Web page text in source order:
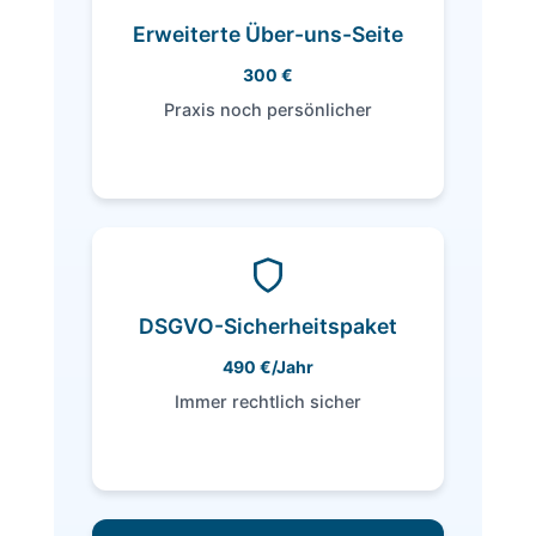
steigert Google-Sichtbarkeit.
Unter die Lupe nehmen
Erweiterte Über-uns-Seite
300 €
Praxis noch persönlicher
Mehr Raum für Team, Bilder &
Philosophie.
Unter die Lupe nehmen
DSGVO-Sicherheitspaket
490 €/Jahr
Immer rechtlich sicher